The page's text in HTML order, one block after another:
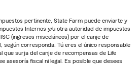
pertinente, State Farm puede enviarte y
Internos y/u otra autoridad de impuestos
(ingresos misceláneos) por el canje de
según corresponda. Tú eres el único responsable
que surja del canje de recompensas de Life
asesoría fiscal ni legal. Es posible que desees